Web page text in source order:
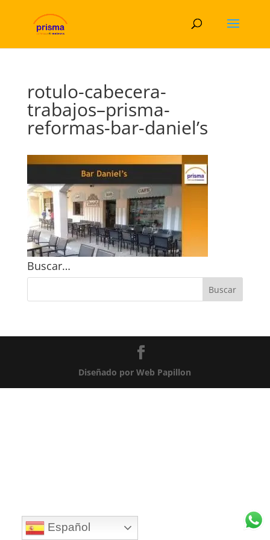
rotulo-cabecera-
trabajos–prisma-
reformas-bar-daniel’s
Buscar…
Diseñado por Web Papillon
Español